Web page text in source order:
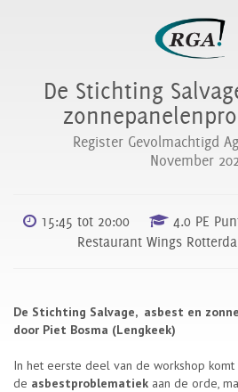
De Stichting
Register Gevolmachtigd
November
15:45 tot 20:00 4.0 PE
Restaurant Wings
De Stichting Salvage, asbest en
door Piet Bosma (Lengkeek)
In het eerste deel van de workshop komt
de asbestproblematiek aan de orde,